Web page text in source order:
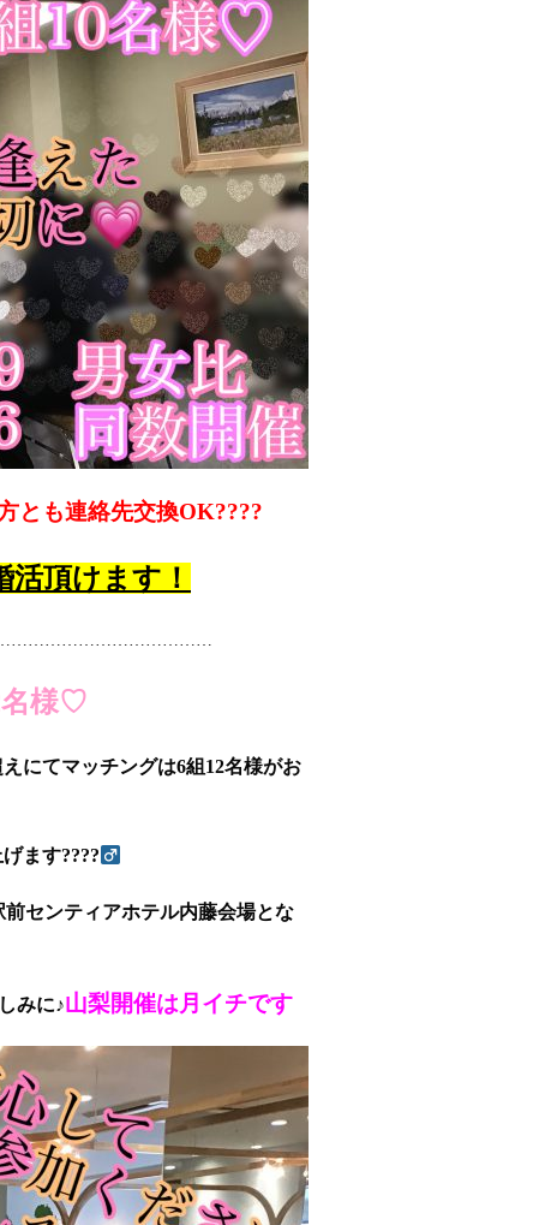
とも連絡先交換OK????
頂けます！
名様♡
にてマッチングは6組12名様がお
ます????‍
センティアホテル内藤会場とな
みに♪山梨開催は月イチです